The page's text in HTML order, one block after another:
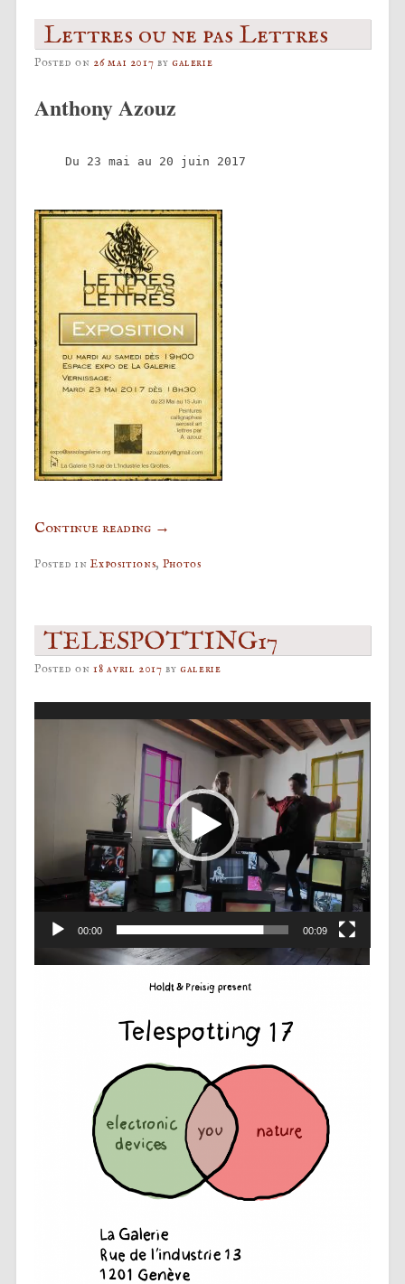
Lettres ou ne pas Lettres
Posted on 26 mai 2017 by galerie
Anthony Azouz
Du 23 mai au 20 juin 2017
Continue reading →
Posted inExpositions, Photos
TELESPOTTING17
Posted on18 avril 2017 bygalerie
00:00 00:09